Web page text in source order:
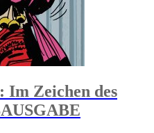
Im Zeichen des